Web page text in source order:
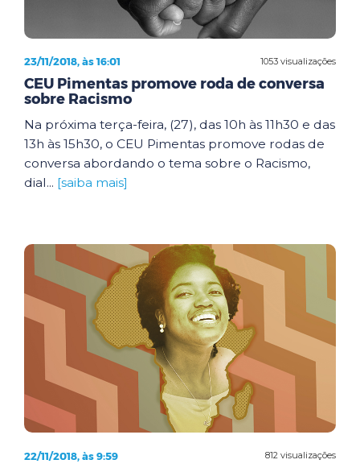
1053 visualizações
23/11/2018, às 16:01
CEU Pimentas promove roda de conversa
sobre Racismo
Na próxima terça-feira, (27), das 10h às 11h30 e das
13h às 15h30, o CEU Pimentas promove rodas de
conversa abordando o tema sobre o Racismo,
dial... [saiba mais]
812 visualizações
22/11/2018, às 9:59